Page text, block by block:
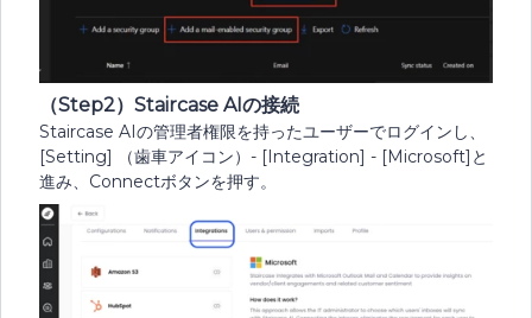
（Step2）Staircase AIの接続
Staircase AIの管理者権限を持ったユーザーでログインし、
[Setting] （歯車アイコン）- [Integration] - [Microsoft]と
進み、Connectボタンを押す。